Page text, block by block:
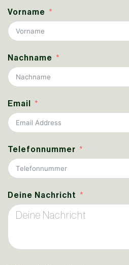
Vorname
Nachname
Email
Telefonnummer
Deine Nachricht